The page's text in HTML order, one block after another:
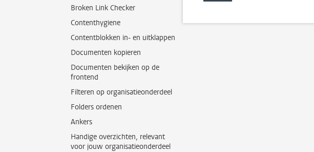
Broken Link Checker
Contenthygiene
Contentblokken in- en uitklappen
Documenten kopieren
Documenten bekijken op de
frontend
Filteren op organisatieonderdeel
Folders ordenen
Ankers
Handige overzichten, relevant
voor jouw organisatieonderdeel